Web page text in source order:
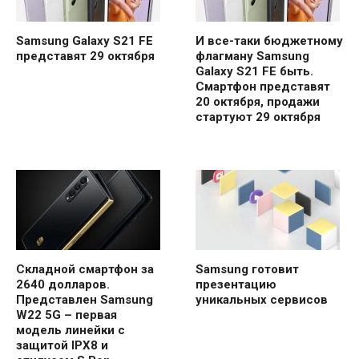
Samsung Galaxy S21 FE
представят 29 октября
И все-таки бюджетному
флагману Samsung
Galaxy S21 FE быть.
Смартфон представят
20 октября, продажи
стартуют 29 октября
Складной смартфон за
2640 долларов.
Представлен Samsung
W22 5G – первая
модель линейки с
защитой IPX8 и
Samsung готовит
презентацию
уникальных сервисов